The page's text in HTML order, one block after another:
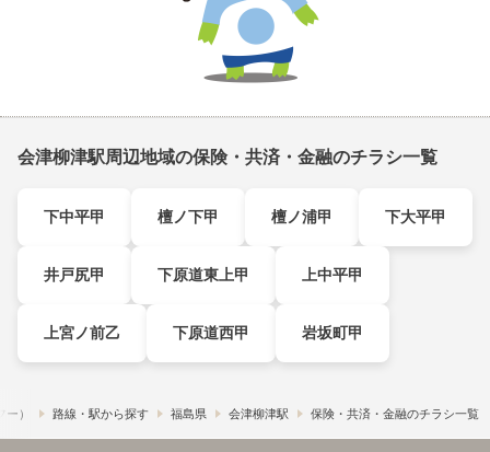
会津柳津駅周辺地域の保険・共済・金融のチラシ一覧
下中平甲 檀ノ下甲 檀ノ浦甲 下大平甲
井戸尻甲 下原道東上甲 上中平甲
上宮ノ前乙 下原道西甲 岩坂町甲
） 路線・駅から探す 福島県 会津柳津駅 保険・共済・金融のチラシ一覧